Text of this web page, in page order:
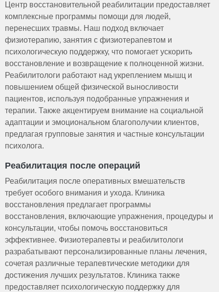
Центр восстановительной реабилитации предоставляет
комплексные программы помощи для людей,
перенесших травмы. Наш подход включает
физиотерапию, занятия с физиотерапевтом и
психологическую поддержку, что помогает ускорить
восстановление и возвращение к полноценной жизни.
Реабилитологи работают над укреплением мышц и
повышением общей физической выносливости
пациентов, используя подобранные упражнения и
терапии. Также акцентируем внимание на социальной
адаптации и эмоциональном благополучии клиентов,
предлагая групповые занятия и частные консультации
психолога.
Реабилитация после операций
Реабилитация после оперативных вмешательств
требует особого внимания и ухода. Клиника
восстановления предлагает программы
восстановления, включающие упражнения, процедуры и
консультации, чтобы помочь восстановиться
эффективнее. Физиотерапевты и реабилитологи
разрабатывают персонализированные планы лечения,
сочетая различные терапевтические методики для
достижения лучших результатов. Клиника также
предоставляет психологическую поддержку для